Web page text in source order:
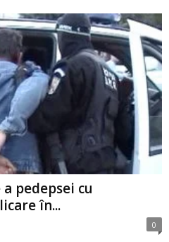
pedepsei cu
în...
0